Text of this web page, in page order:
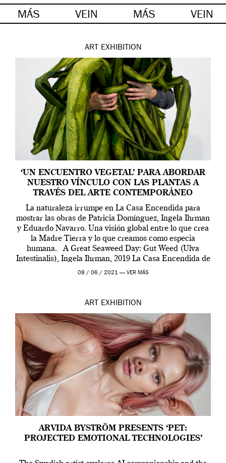
MÁS VEIN MÁS VEIN
ART EXHIBITION
‘UN ENCUENTRO VEGETAL’ PARA ABORDAR
NUESTRO VÍNCULO CON LAS PLANTAS A
TRAVÉS DEL ARTE CONTEMPORÁNEO
La naturaleza irrumpe en La Casa Encendida para
mostrar las obras de Patricia Domínguez, Ingela Ihrman
y Eduardo Navarro. Una visión global entre lo que crea
la Madre Tierra y lo que creamos como especia
humana. A Great Seaweed Day: Gut Weed (Ulva
Intestinalis), Ingela Ihrman, 2019 La Casa Encendida de
Madrid y la Wellcome […]
08 / 06 / 2021 — VER MÁS
ART EXHIBITION
ARVIDA BYSTRÖM PRESENTS ‘PET:
PROJECTED EMOTIONAL TECHNOLOGIES’